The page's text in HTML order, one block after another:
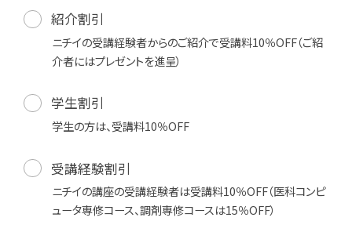
紹介割引
ニチイの受講経験者からのご紹介で受講料10％OFF（ご紹
介者にはプレゼントを進呈）
学生割引
学生の方は、受講料10％OFF
受講経験割引
ニチイの講座の受講経験者は受講料10％OFF（医科コンピ
ュータ専修コース、調剤専修コースは15％OFF）